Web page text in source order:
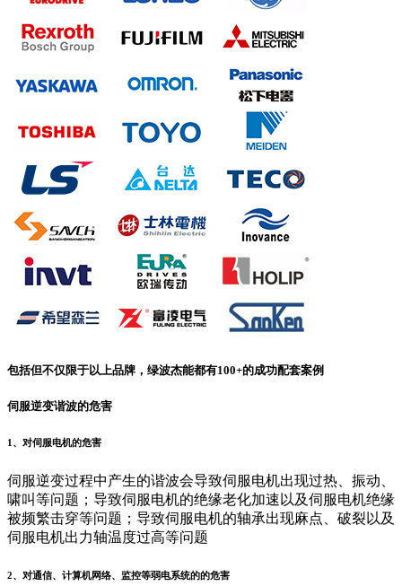
包括但不仅限于以上品牌，绿波杰能都有100+的成功配套案例
伺服逆变谐波的危害
1、对伺服电机的危害
伺服逆变过程中产生的谐波会导致伺服电机出现过热、振动、
啸叫等问题；导致伺服电机的绝缘老化加速以及伺服电机绝缘
被频繁击穿等问题；导致伺服电机的轴承出现麻点、破裂以及
伺服电机出力轴温度过高等问题
2、对通信、计算机网络、监控等弱电系统的的危害